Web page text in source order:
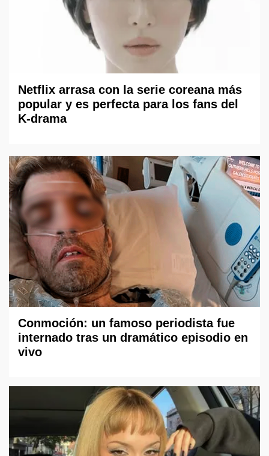
Netflix arrasa con la serie coreana más
popular y es perfecta para los fans del
K-drama
Conmoción: un famoso periodista fue
internado tras un dramático episodio en
vivo